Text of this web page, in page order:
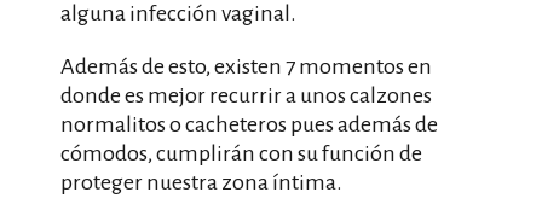
alguna infección vaginal.
Además de esto, existen 7 momentos en
donde es mejor recurrir a unos calzones
normalitos o cacheteros pues además de
cómodos, cumplirán con su función de
proteger nuestra zona íntima.